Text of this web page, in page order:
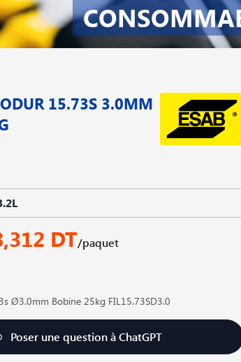
15.73S 3.0MM
DT/paquet
Ø3.0mm Bobine 25kg FIL15.73SD3.0
Poser une question à ChatGPT